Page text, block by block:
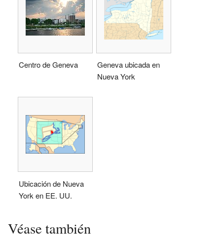
Centro de Geneva
Geneva ubicada en
Nueva York
Ubicación de Nueva
York en EE. UU.
Véase también